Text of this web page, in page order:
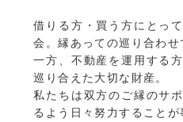
借りる方・買う方にとっ
会。縁あっての巡り合わせ
一方、不動産を運用する
巡り合えた大切な財産。
私たちは双方のご縁のサ
るよう日々努力することが